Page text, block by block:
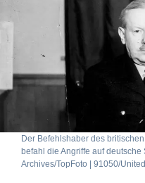
Der Befehlshaber des
befahl die Angriffe auf
Archives/TopFoto | 91050/